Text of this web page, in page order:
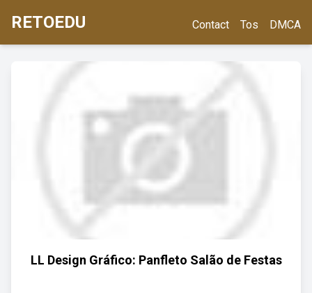
RETOEDU Contact Tos DMCA
LL Design Gráfico: Panfleto Salão de Festas